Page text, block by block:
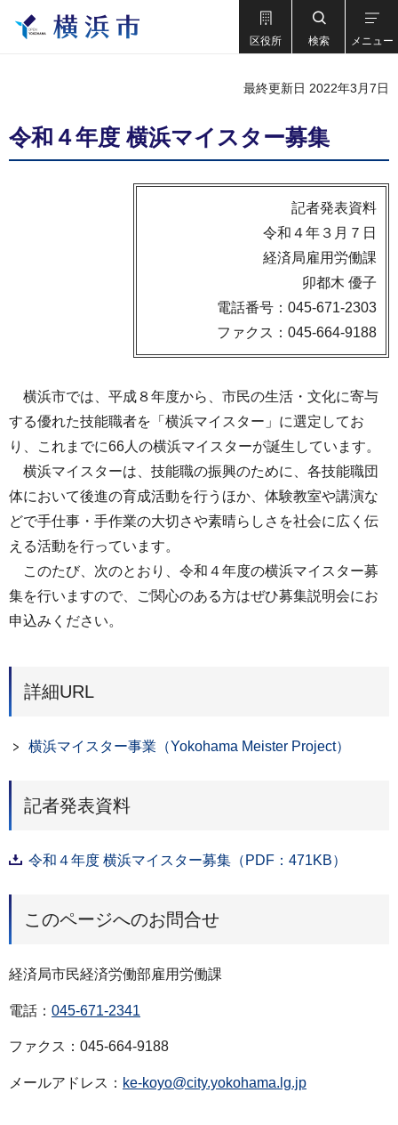
区役所 検索 メニュー
最終更新日 2022年3月7日
令和４年度 横浜マイスター募集
記者発表資料
令和４年３月７日
経済局雇用労働課
卯都木 優子
電話番号：045-671-2303
ファクス：045-664-9188
横浜市では、平成８年度から、市民の生活・文化に寄与
する優れた技能職者を「横浜マイスター」に選定してお
り、これまでに66人の横浜マイスターが誕生しています。
横浜マイスターは、技能職の振興のために、各技能職団
体において後進の育成活動を行うほか、体験教室や講演な
どで手仕事・手作業の大切さや素晴らしさを社会に広く伝
える活動を行っています。
このたび、次のとおり、令和４年度の横浜マイスター募
集を行いますので、ご関心のある方はぜひ募集説明会にお
申込みください。
詳細URL
横浜マイスター事業（Yokohama Meister Project）
記者発表資料
令和４年度 横浜マイスター募集（PDF：471KB）
このページへのお問合せ
経済局市民経済労働部雇用労働課
電話： 045-671-2341
ファクス：045-664-9188
メールアドレス： ke-koyo@city.yokohama.lg.jp